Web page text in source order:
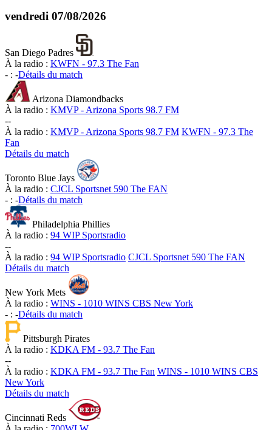
vendredi 07/08/2026
San Diego Padres
À la radio : KWFN - 97.3 The Fan
- : -Détails du match
Arizona Diamondbacks
À la radio : KMVP - Arizona Sports 98.7 FM
--
À la radio : KMVP - Arizona Sports 98.7 FM KWFN - 97.3 The
Fan
Détails du match
Toronto Blue Jays
À la radio : CJCL Sportsnet 590 The FAN
- : -Détails du match
Philadelphia Phillies
À la radio : 94 WIP Sportsradio
--
À la radio : 94 WIP Sportsradio CJCL Sportsnet 590 The FAN
Détails du match
New York Mets
À la radio : WINS - 1010 WINS CBS New York
- : -Détails du match
Pittsburgh Pirates
À la radio : KDKA FM - 93.7 The Fan
--
À la radio : KDKA FM - 93.7 The Fan WINS - 1010 WINS CBS
New York
Détails du match
Cincinnati Reds